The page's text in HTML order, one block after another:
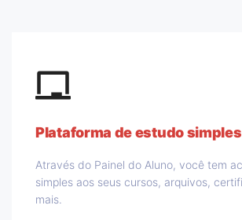
Plataforma de estudo
Através do Painel do Aluno, você tem
simples aos seus cursos, arquivos,
mais.